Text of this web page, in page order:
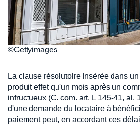
©Gettyimages
La clause résolutoire insérée dans
produit effet qu'un mois après un
infructueux (C. com. art. L 145-41, al.
d'une demande du locataire à
paiement peut, en accordant ces